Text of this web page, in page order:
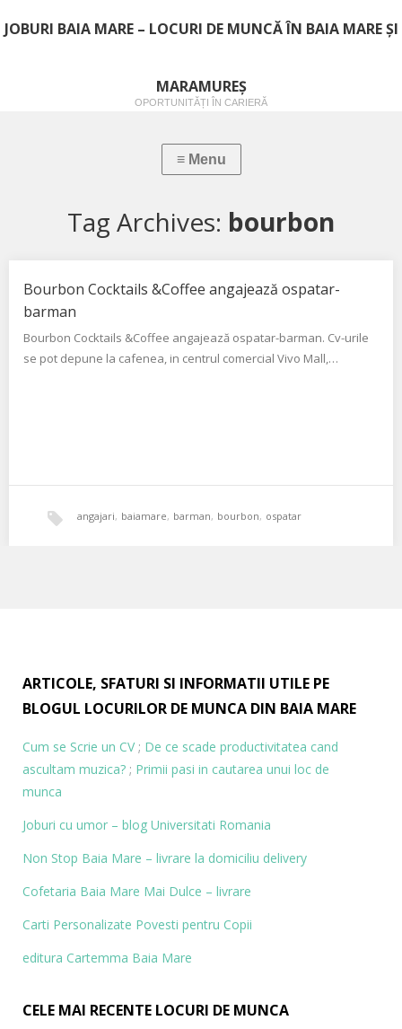
JOBURI BAIA MARE – LOCURI DE MUNCĂ ÎN BAIA MARE ȘI
MARAMUREȘ
OPORTUNITĂȚI ÎN CARIERĂ
Tag Archives: bourbon
Bourbon Cocktails &Coffee angajează ospatar-
barman
Bourbon Cocktails &Coffee angajează ospatar-barman. Cv-urile
se pot depune la cafenea, in centrul comercial Vivo Mall,…
angajari, baiamare, barman, bourbon, ospatar
ARTICOLE, SFATURI SI INFORMATII UTILE PE
BLOGUL LOCURILOR DE MUNCA DIN BAIA MARE
Cum se Scrie un CV; De ce scade productivitatea cand
ascultam muzica? ; Primii pasi in cautarea unui loc de
munca
Joburi cu umor – blog Universitati Romania
Non Stop Baia Mare – livrare la domiciliu delivery
Cofetaria Baia Mare Mai Dulce – livrare
Carti Personalizate Povesti pentru Copii
editura Cartemma Baia Mare
CELE MAI RECENTE LOCURI DE MUNCA